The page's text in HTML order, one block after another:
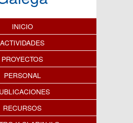
INICIO
ACTIVIDADES
PROYECTOS
PERSONAL
RECURSOS